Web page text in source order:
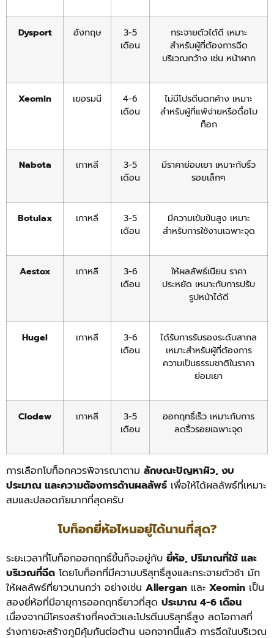
Dysport อังกฤษ
3-5
เดือน
กระจายตัวได้ดี เหมาะ
สำหรับผู้ที่ต้องการฉีด
บริเวณกว้าง เช่น หน้าผาก
Xeomin เยอรมนี
4-6
เดือน
ไม่มีโปรตีนตกค้าง เหมาะ
สำหรับผู้ที่แพ้ง่ายหรือดื้อโบ
ท็อก
Nabota เกาหลี
3-5
เดือน
มีราคาย่อมเยา เหมาะกับริ้ว
รอยเล็กๆ
Botulax เกาหลี
3-5
เดือน
มีความเข้มข้นสูง เหมาะ
สำหรับการใช้งานเฉพาะจุด
Aestox เกาหลี
3-6
เดือน
ให้ผลลัพธ์เนียน ราคา
ประหยัด เหมาะกับการปรับ
รูปหน้าได้ดี
Hugel เกาหลี
3-6
เดือน
ได้รับการรับรองระดับสากล
เหมาะสำหรับผู้ที่ต้องการ
ความเป็นธรรมชาติในราคา
ย่อมเยา
Clodew เกาหลี
3-5
เดือน
ออกฤทธิ์เร็ว เหมาะกับการ
ลดริ้วรอยเฉพาะจุด
การเลือกโบท็อกควรพิจารณาตาม ลักษณะปัญหาผิว, งบ
ประมาณ และความต้องการด้านผลลัพธ์ เพื่อให้ได้ผลลัพธ์ที่เหมาะ
สมและปลอดภัยมากที่สุดครับ
โบท็อกยี่ห้อไหนอยู่ได้นานที่สุด?
ระยะเวลาที่โบท็อกออกฤทธิ์ขึ้นก็จะอยู่กับ ยี่ห้อ, ปริมาณที่ใช้ และ
บริเวณที่ฉีด โดยโบท็อกที่มีความบริสุทธิ์สูงและกระจายตัวช้า มัก
ให้ผลลัพธ์ที่ยาวนานกว่า อย่างเช่น Allergan และ Xeomin เป็น
สองยี่ห้อที่มีอายุการออกฤทธิ์ยาวที่สุด ประมาณ 4-6 เดือน
เนื่องจากมีโครงสร้างที่คงตัวและโปรตีนบริสุทธิ์สูง ลดโอกาสที่
ร่างกายจะสร้างภูมิคุ้มกันต่อต้าน นอกจากนี้แล้ว การฉีดในบริเวณ